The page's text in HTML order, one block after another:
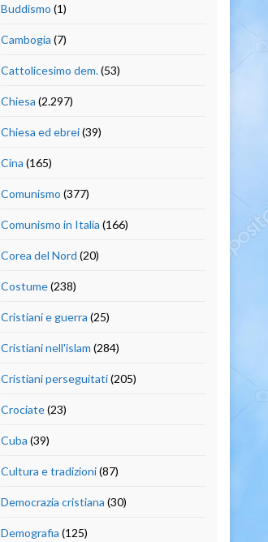
Buddismo (1)
Cambogia (7)
Cattolicesimo dem.(53)
Chiesa (2.297)
Chiesa ed ebrei(39)
Cina (165)
Comunismo (377)
Comunismo in Italia (166)
Corea del Nord (20)
Costume(238)
Cristiani e guerra (25)
Cristiani nell'islam (284)
Cristiani perseguitati(205)
Crociate(23)
Cuba (39)
Cultura e tradizioni(87)
Democrazia cristiana (30)
Demografia (125)